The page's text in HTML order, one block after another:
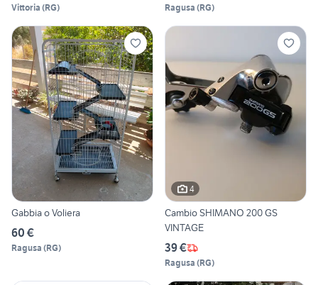
Vittoria (RG) Ragusa (RG)
Gabbia o Voliera
60 €
Ragusa (RG)
4
Cambio SHIMANO 200 GS
VINTAGE
39 €
Ragusa (RG)